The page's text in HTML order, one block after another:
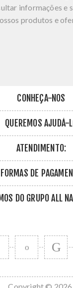
informações e
produtos e
CONHEÇA-NOS
QUEREMOS AJUDÁ-
ATENDIMENTO:
FORMAS DE
DO GRUPO ALL